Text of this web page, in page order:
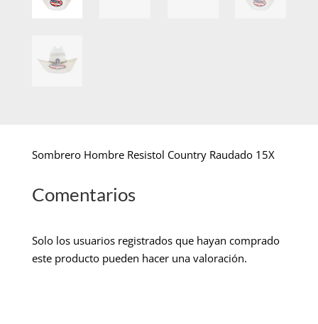
Sombrero Hombre Resistol Country Raudado 15X
Comentarios
Solo los usuarios registrados que hayan comprado
este producto pueden hacer una valoración.